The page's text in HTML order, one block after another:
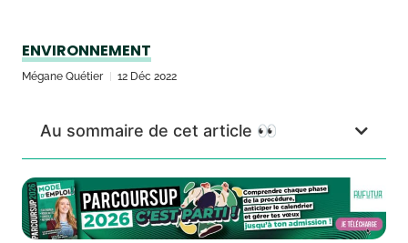
ENVIRONNEMENT
Mégane Quétier 12 Déc 2022
Au sommaire de cet article 👀